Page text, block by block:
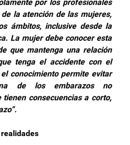
por los profesionales
la atención de las mujeres,
ámbitos, inclusive desde la
La mujer debe conocer esta
que mantenga una relación
tenga el accidente con el
conocimiento permite evitar
de los embarazos no
tienen consecuencias a corto,